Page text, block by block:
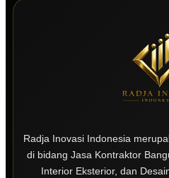
Radja Inovasi Indonesia
di bidang Jasa Kontraktor
Interior Eksterior, dan